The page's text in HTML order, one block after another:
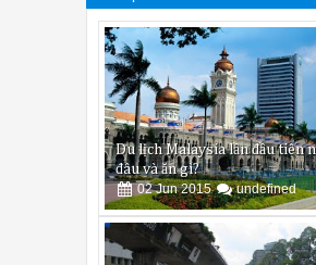
Du lịch Malaysia lần đầu tiên
đâu và ăn gì?
02 Jun 2015 undefined